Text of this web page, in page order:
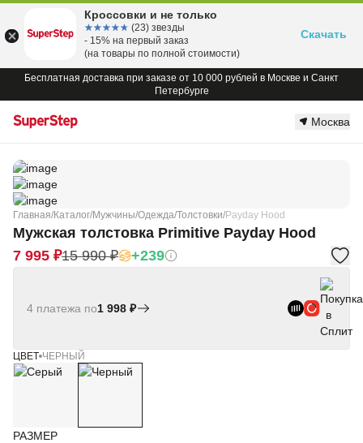
Бесплатная доставка при заказе от 10 000 рублей в Москве и Санкт
Петербурге
Москва
Главная/Каталог/Мужчины/Одежда/Толстовки/Payday Hood
Мужская толстовка Primitive Payday Hood
7 995 ₽15 990 ₽ +239
4 платежа по1 998 ₽
ЦВЕТ ЧЕРНЫЙ
РАЗМЕР
Кроссовки и не только
☆☆☆☆☆
★★★★★ (23) звезды
- 15% на первый заказ
(на товары по полной стоимости)
Скачать